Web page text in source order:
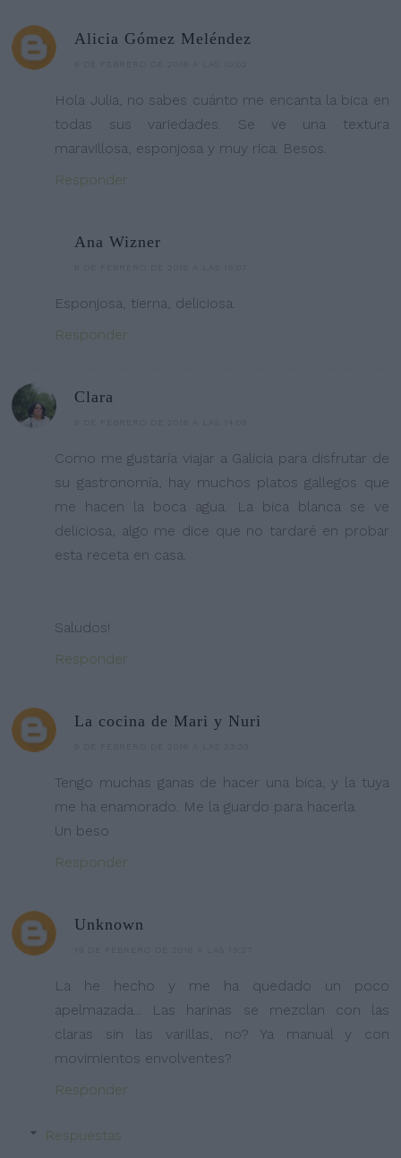
Alicia Gómez Meléndez
Hola Julia, no sabes cuánto me encanta la bica en
todas sus variedades. Se ve una textura
maravillosa, esponjosa y muy rica. Besos.
Responder
Ana Wizner
Esponjosa, tierna, deliciosa.
Responder
Clara
Como me gustaría viajar a Galicia para disfrutar de
su gastronomía, hay muchos platos gallegos que
me hacen la boca agua. La bica blanca se ve
deliciosa, algo me dice que no tardaré en probar
esta receta en casa.
Saludos!
Responder
La cocina de Mari y Nuri
Tengo muchas ganas de hacer una bica, y la tuya
me ha enamorado. Me la guardo para hacerla.
Un beso
Responder
Unknown
La he hecho y me ha quedado un poco
apelmazada... Las harinas se mezclan con las
claras sin las varillas, no? Ya manual y con
movimientos envolventes?
Responder
Respuestas